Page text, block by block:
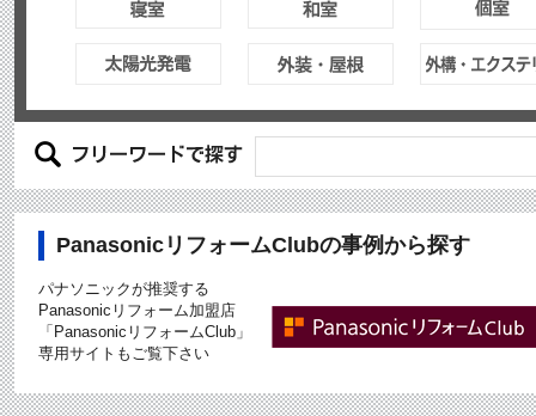
PanasonicリフォームClubの事例から探す
パナソニックが推奨する
Panasonicリフォーム加盟店
「PanasonicリフォームClub」
専用サイトもご覧下さい